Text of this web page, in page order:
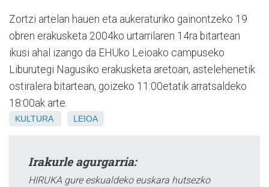
Zortzi artelan hauen eta aukeraturiko gainontzeko 19
obren erakusketa 2004ko urtarrilaren 14ra bitartean
ikusi ahal izango da EHUko Leioako campuseko
Liburutegi Nagusiko erakusketa aretoan, astelehenetik
ostiralera bitartean, goizeko 11:00etatik arratsaldeko
18:00ak arte.
KULTURA LEIOA
Irakurle agurgarria:
HIRUKA gure eskualdeko euskara hutsezko